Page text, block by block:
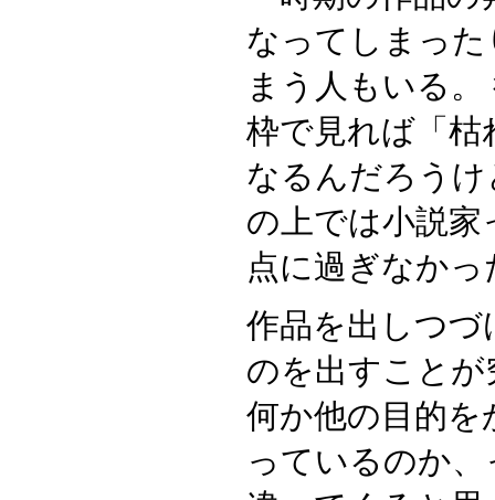
なってしまっ
まう人もいる
枠で見れば「
なるんだろう
の上では小説
点に過ぎなか
作品を出しつ
のを出すこと
何か他の目的
っているのか